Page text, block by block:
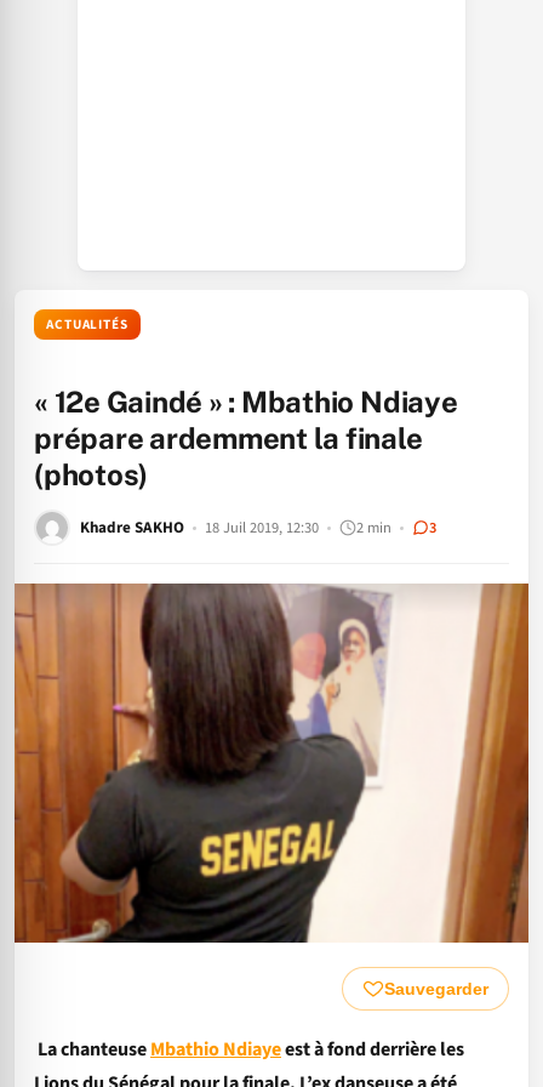
ACTUALITÉS
« 12e Gaindé » : Mbathio Ndiaye
prépare ardemment la finale
(photos)
Khadre SAKHO 18 Juil 2019, 12:30 2 min 3
Sauvegarder
La chanteuseMbathio Ndiayeest à fond derrière les